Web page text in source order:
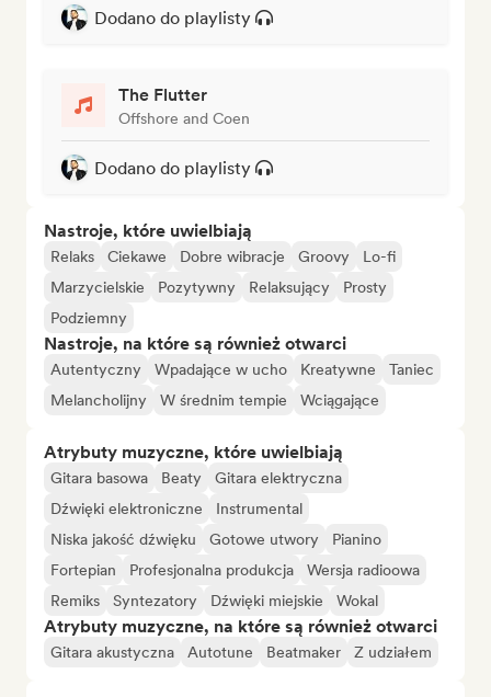
Dodano do playlisty
The Flutter
Offshore and Coen
Dodano do playlisty
Nastroje, które uwielbiają
Relaks Ciekawe Dobre wibracje Groovy
Lo-fi
Marzycielskie
Pozytywny Relaksujący
Prosty
Podziemny
Nastroje, na które są również otwarci
Autentyczny Wpadające w ucho Kreatywne
Taniec
Melancholijny
W średnim tempie Wciągające
Atrybuty muzyczne, które uwielbiają
Gitara basowa Beaty
Gitara elektryczna
Dźwięki elektroniczne
Instrumental
Niska jakość dźwięku
Gotowe utwory
Pianino
Fortepian
Profesjonalna produkcja
Wersja radioowa
Remiks
Syntezatory Dźwięki miejskie Wokal
Atrybuty muzyczne, na które są również otwarci
Gitara akustyczna Autotune Beatmaker Z udziałem